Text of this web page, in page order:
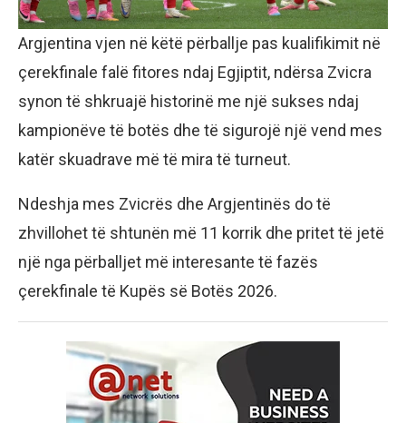
Argjentina vjen në këtë përballje pas kualifikimit në
çerekfinale falë fitores ndaj Egjiptit, ndërsa Zvicra
synon të shkruajë historinë me një sukses ndaj
kampionëve të botës dhe të sigurojë një vend mes
katër skuadrave më të mira të turneut.
Ndeshja mes Zvicrës dhe Argjentinës do të
zhvillohet të shtunën më 11 korrik dhe pritet të jetë
një nga përballjet më interesante të fazës
çerekfinale të Kupës së Botës 2026.